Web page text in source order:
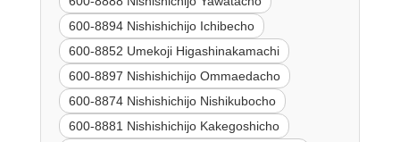
600-8894 Nishishichijo Ichibecho
600-8852 Umekoji Higashinakamachi
600-8897 Nishishichijo Ommaedacho
600-8874 Nishishichijo Nishikubocho
600-8881 Nishishichijo Kakegoshicho